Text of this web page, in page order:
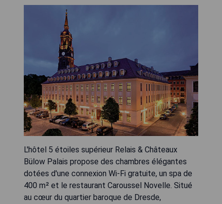
L'hôtel 5 étoiles supérieur Relais & Châteaux
Bülow Palais propose des chambres élégantes
dotées d'une connexion Wi-Fi gratuite, un spa de
400 m² et le restaurant Caroussel Novelle. Situé
au cœur du quartier baroque de Dresde,